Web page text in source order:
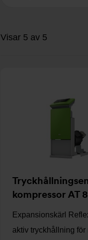
Visar 5 av 5
kompressor AT
Expansionskärl
aktiv tryckhållning för